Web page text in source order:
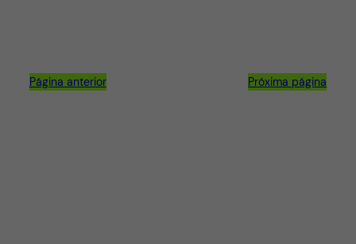
Página anterior Próxima página